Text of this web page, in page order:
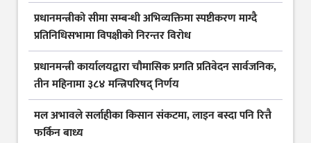
प्रधानमन्त्रीको सीमा सम्बन्धी अभिव्यक्तिमा स्पष्टीकरण माग्दै
प्रतिनिधिसभामा विपक्षीको निरन्तर विरोध
प्रधानमन्त्री कार्यालयद्वारा चौमासिक प्रगति प्रतिवेदन सार्वजनिक,
तीन महिनामा ३८४ मन्त्रिपरिषद् निर्णय
मल अभावले सर्लाहीका किसान संकटमा, लाइन बस्दा पनि रित्तै
फर्किन बाध्य